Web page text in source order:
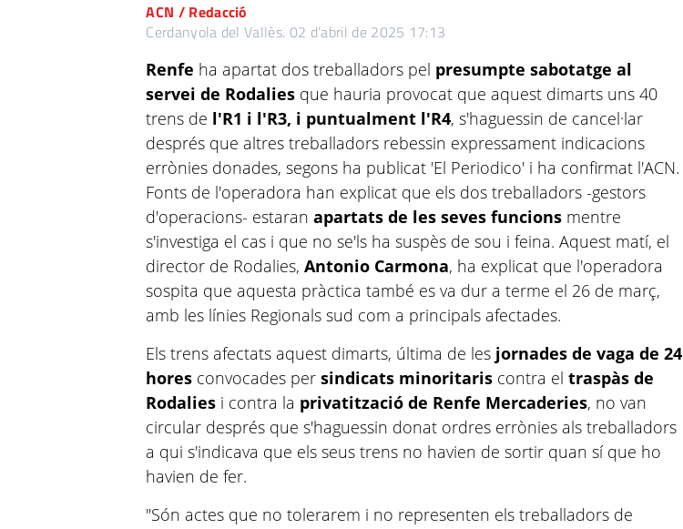
ACN / Redacció
Cerdanyola del Vallès. 02 d’abril de 2025 17:13
Renfe ha apartat dos treballadors pel presumpte sabotatge al
servei de Rodalies que hauria provocat que aquest dimarts uns 40
trens de l'R1 i l'R3, i puntualment l'R4, s'haguessin de cancel·lar
després que altres treballadors rebessin expressament indicacions
errònies donades, segons ha publicat 'El Periodico' i ha confirmat l'ACN.
Fonts de l'operadora han explicat que els dos treballadors -gestors
d'operacions- estaranapartats de les seves funcions mentre
s'investiga el cas i que no se'ls ha suspès de sou i feina. Aquest matí, el
director de Rodalies,Antonio Carmona, ha explicat que l'operadora
sospita que aquesta pràctica també es va dur a terme el 26 de març,
amb les línies Regionals sud com a principals afectades.
Els trens afectats aquest dimarts, última de les jornades de vaga de 24
hores convocades persindicats minoritaris contra eltraspàs de
Rodalies i contra la privatització de Renfe Mercaderies, no van
circular després que s'haguessin donat ordres errònies als treballadors
a qui s'indicava que els seus trens no havien de sortir quan sí que ho
havien de fer.
"Són actes que no tolerarem i no representen els treballadors de